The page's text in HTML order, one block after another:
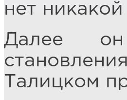
нет
Далее
Талицком